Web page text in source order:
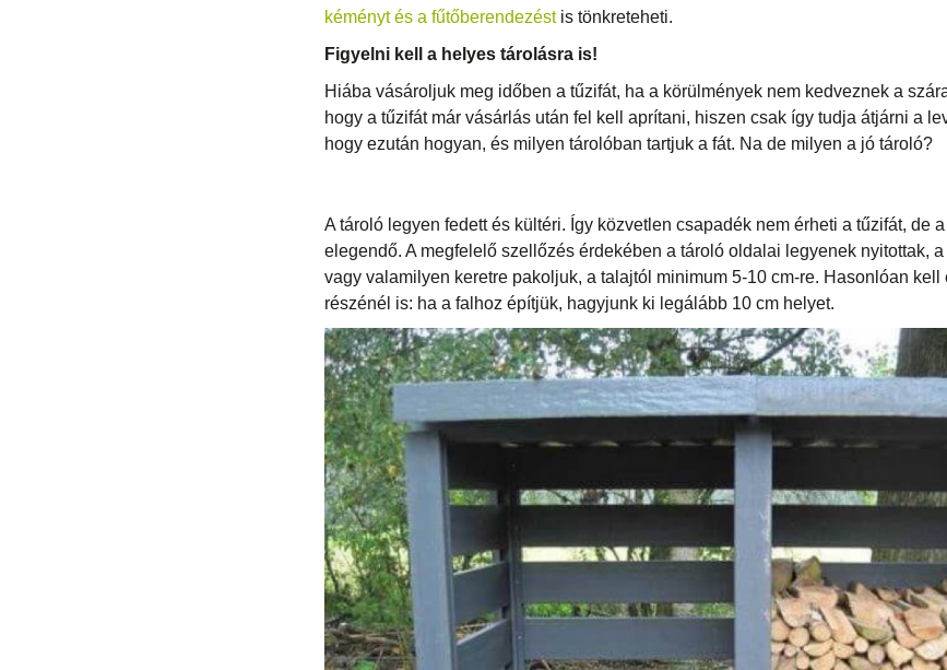
kéményt és a fűtőberendezéstis tönkreteheti.
Figyelni kell a helyes tárolásra is!
Hiába vásároljuk meg időben a tűzifát, ha a körülmények nem kedveznek a
hogy a tűzifát már vásárlás után fel kell aprítani, hiszen csak így tudja átjárni a
hogy ezután hogyan, és milyen tárolóban tartjuk a fát. Na de milyen a jó tároló?
A tároló legyen fedett és kültéri. Így közvetlen csapadék nem érheti a tűzifát, de
elegendő. A megfelelő szellőzés érdekében a tároló oldalai legyenek nyitottak,
vagy valamilyen keretre pakoljuk, a talajtól minimum 5-10 cm-re. Hasonlóan kell
részénél is: ha a falhoz építjük, hagyjunk ki legálább 10 cm helyet.